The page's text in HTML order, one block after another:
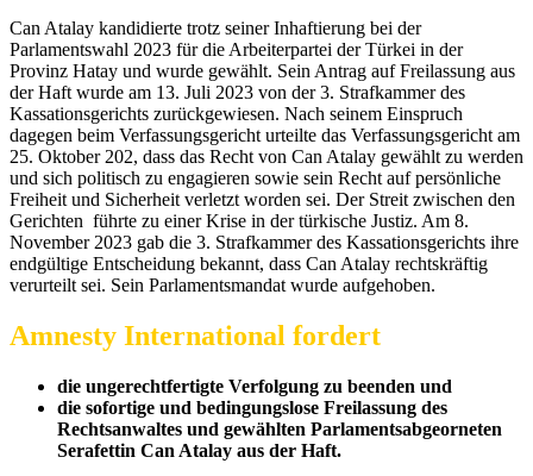
Can Atalay kandidierte trotz seiner Inhaftierung bei der
Parlamentswahl 2023 für die Arbeiterpartei der Türkei in der
Provinz Hatay und wurde gewählt. Sein Antrag auf Freilassung aus
der Haft wurde am 13. Juli 2023 von der 3. Strafkammer des
Kassationsgerichts zurückgewiesen. Nach seinem Einspruch
dagegen beim Verfassungsgericht urteilte das Verfassungsgericht am
25. Oktober 202, dass das Recht von Can Atalay gewählt zu werden
und sich politisch zu engagieren sowie sein Recht auf persönliche
Freiheit und Sicherheit verletzt worden sei. Der Streit zwischen den
Gerichten führte zu einer Krise in der türkische Justiz. Am 8.
November 2023 gab die 3. Strafkammer des Kassationsgerichts ihre
endgültige Entscheidung bekannt, dass Can Atalay rechtskräftig
verurteilt sei. Sein Parlamentsmandat wurde aufgehoben.
Amnesty International fordert
die ungerechtfertigte Verfolgung zu beenden und
die sofortige und bedingungslose Freilassung des
Rechtsanwaltes und gewählten Parlamentsabgeorneten
Serafettin Can Atalay aus der Haft.